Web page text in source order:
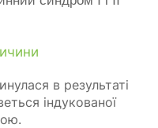
в результаті
індукованої